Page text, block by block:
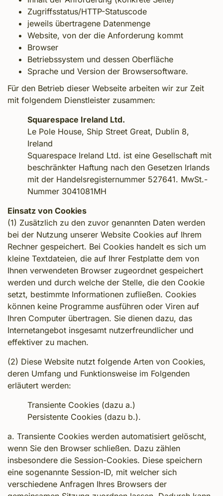
Zugriffsstatus/HTTP-Statuscode
jeweils übertragene Datenmenge
Website, von der die Anforderung kommt
Browser
Betriebssystem und dessen Oberfläche
Sprache und Version der Browsersoftware.
Für den Betrieb dieser Webseite arbeiten wir zur Zeit
mit folgendem Dienstleister zusammen:
Squarespace Ireland Ltd.
Le Pole House, Ship Street Great, Dublin 8,
Ireland
Squarespace Ireland Ltd. ist eine Gesellschaft mit
beschränkter Haftung nach den Gesetzen Irlands
mit der Handelsregisternummer 527641. MwSt.-
Nummer 3041081MH
Einsatz von Cookies
(1) Zusätzlich zu den zuvor genannten Daten werden
bei der Nutzung unserer Website Cookies auf Ihrem
Rechner gespeichert. Bei Cookies handelt es sich um
kleine Textdateien, die auf Ihrer Festplatte dem von
Ihnen verwendeten Browser zugeordnet gespeichert
werden und durch welche der Stelle, die den Cookie
setzt, bestimmte Informationen zufließen. Cookies
können keine Programme ausführen oder Viren auf
Ihren Computer übertragen. Sie dienen dazu, das
Internetangebot insgesamt nutzerfreundlicher und
effektiver zu machen.
(2) Diese Website nutzt folgende Arten von Cookies,
deren Umfang und Funktionsweise im Folgenden
erläutert werden:
Transiente Cookies (dazu a.)
Persistente Cookies (dazu b.).
a. Transiente Cookies werden automatisiert gelöscht,
wenn Sie den Browser schließen. Dazu zählen
insbesondere die Session-Cookies. Diese speichern
eine sogenannte Session-ID, mit welcher sich
verschiedene Anfragen Ihres Browsers der